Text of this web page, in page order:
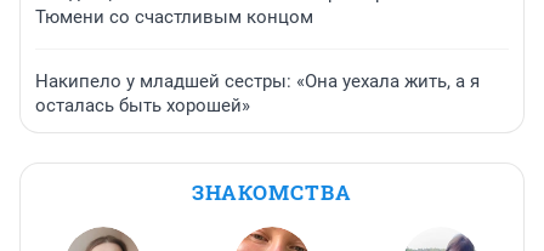
Тюмени со счастливым концом
Накипело у младшей сестры: «Она уехала жить, а я
осталась быть хорошей»
ЗНАКОМСТВА